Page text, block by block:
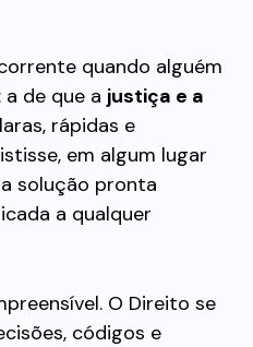
quando alguém
de que a justiça e a
rápidas e
em algum lugar
solução pronta
a qualquer
O Direito se
códigos e